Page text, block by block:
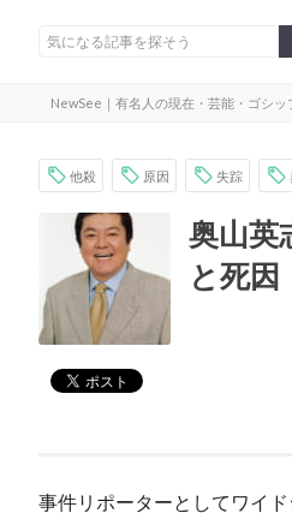
NewSee｜有名人の現在・芸能・ゴシッ
他殺 原因 失踪
奥山英
と死
事件リポーターとしてワイ